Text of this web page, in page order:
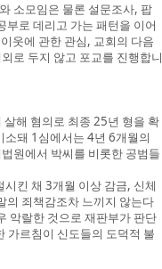
소모임은 물론 설문조사, 팝
로 데리고 가는 패턴을 이어
웃에 관한 관심, 교회의 다음
로 두지 않고 포교를 진행합니
해 혐의로 최종 25년 형을 확
돼 1심에서는 4년 6개월의
원에서 박씨를 비롯한 공범들
킨 채 3개월 이상 감금, 신체
의 죄책감조차 느끼지 않는다
악랄한 것으로 재판부가 판단
가르침이 신도들의 도덕적 불